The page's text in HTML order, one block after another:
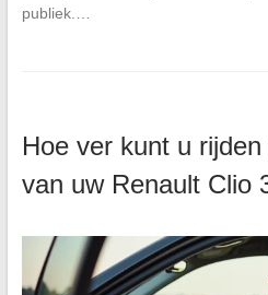
publiek.…
Hoe ver kunt u
van uw Renault Clio